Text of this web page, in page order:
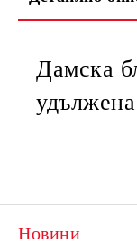
Дамска
Новини